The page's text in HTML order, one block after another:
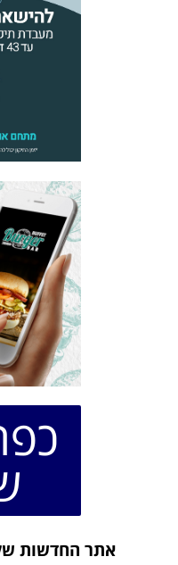
אתר החדשות